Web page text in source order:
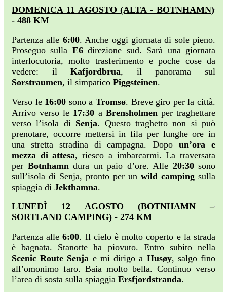
DOMENICA 11 AGOSTO (ALTA - BOTNHAMN)
- 488 KM
Partenza alle 6:00. Anche oggi giornata di sole pieno.
Proseguo sulla E6direzione sud. Sarà una giornata
interlocutoria, molto trasferimento e poche cose da
vedere: ilKafjordbrua, il panorama sul
Sorstraumen, il simpatico Piggsteinen.
Verso le 16:00 sono aTromsø. Breve giro per la città.
Arrivo verso le 17:30 a Brensholmen per traghettare
verso l’isola di Senja. Questo traghetto non si può
prenotare, occorre mettersi in fila per lunghe ore in
una stretta stradina di campagna. Dopoun’ora e
mezza di attesa, riesco a imbarcarmi. La traversata
per Botnhamn dura un paio d’ore. Alle 20:30sono
sull’isola di Senja, pronto per un wild camping sulla
spiaggia di Jekthamna.
LUNEDÌ 12 AGOSTO (BOTNHAMN –
SORTLAND CAMPING) - 274 KM
Partenza alle6:00. Il cielo è molto coperto e la strada
è bagnata. Stanotte ha piovuto. Entro subito nella
Scenic Route Senja e mi dirigo a Husøy, salgo fino
all’omonimo faro. Baia molto bella. Continuo verso
l’area di sosta sulla spiaggia Ersfjordstranda.